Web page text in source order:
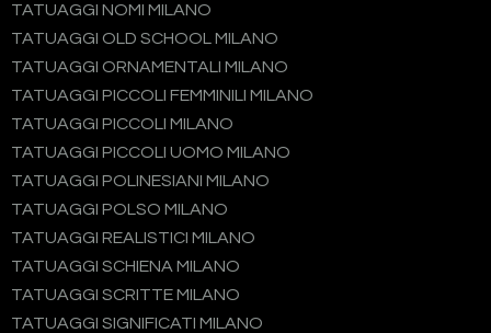
TATUAGGI NOMI MILANO
TATUAGGI OLD SCHOOL MILANO
TATUAGGI ORNAMENTALI MILANO
TATUAGGI PICCOLI FEMMINILI MILANO
TATUAGGI PICCOLI MILANO
TATUAGGI PICCOLI UOMO MILANO
TATUAGGI POLINESIANI MILANO
TATUAGGI POLSO MILANO
TATUAGGI REALISTICI MILANO
TATUAGGI SCHIENA MILANO
TATUAGGI SCRITTE MILANO
TATUAGGI SIGNIFICATI MILANO